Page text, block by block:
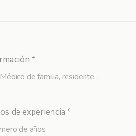
*
de experiencia *